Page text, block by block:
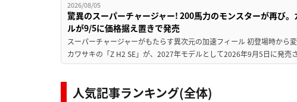
2026/08/05
驚異のスーパーチャージャー! 200馬力のモンスターが再び
ルが9/5に価格据え置きで発売
スーパーチャージャーがもたらす異次元の加速フィール 初登場時から
カワサキの「Z H2 SE」が、2027年モデルとして2026年9月5日に発
人気記事ランキング(全体)